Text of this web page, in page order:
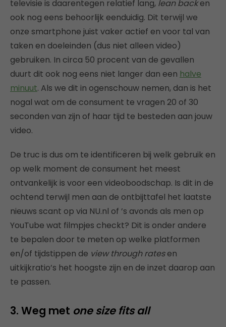
televisie is daarentegen relatief lang, lean backen
ook nog eens behoorlijk eenduidig. Dit terwijl we
onze smartphone juist vaker actief en voor tal van
taken en doeleinden (dus niet alleen video)
gebruiken. In circa 50 procent van de gevallen
duurt dit ook nog eens niet langer dan een halve
minuut. Als we dit in ogenschouw nemen, dan is het
nogal wat om de consument te vragen 20 of 30
seconden van zijn of haar tijd te besteden aan jouw
video.
De truc is dus om te identificeren bij welk gebruik en
op welk moment de consument het meest
ontvankelijk is voor een videoboodschap. Is dit in de
ochtend terwijl men aan de ontbijttafel het laatste
nieuws scant op via NU.nl of ’s avonds als men op
YouTube wat filmpjes checkt? Dit is onder andere
te bepalen door te meten op welke platformen
en/of tijdstippen de view through ratesen
uitkijkratio’s het hoogste zijn en de inzet daarop aan
te passen.
3. Weg met one size fits all